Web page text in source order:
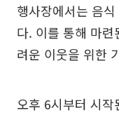
행사장에서는 음
다. 이를 통해 마
려운 이웃을 위한
오후 6시부터 시